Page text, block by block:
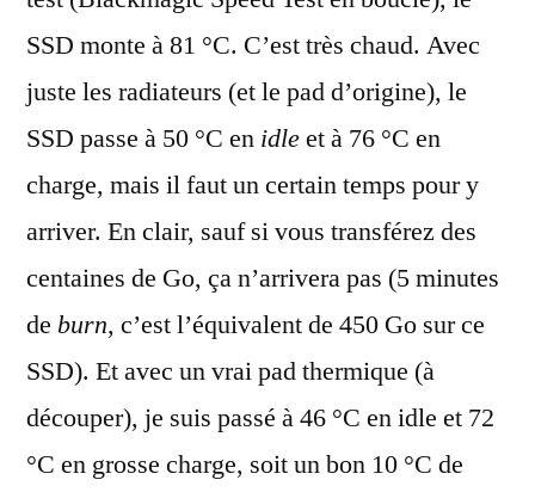
SSD monte à 81 °C. C’est très chaud. Avec
juste les radiateurs (et le pad d’origine), le
SSD passe à 50 °C en idleet à 76 °C en
charge, mais il faut un certain temps pour y
arriver. En clair, sauf si vous transférez des
centaines de Go, ça n’arrivera pas (5 minutes
de burn, c’est l’équivalent de 450 Go sur ce
SSD). Et avec un vrai pad thermique (à
découper), je suis passé à 46 °C en idle et 72
°C en grosse charge, soit un bon 10 °C de